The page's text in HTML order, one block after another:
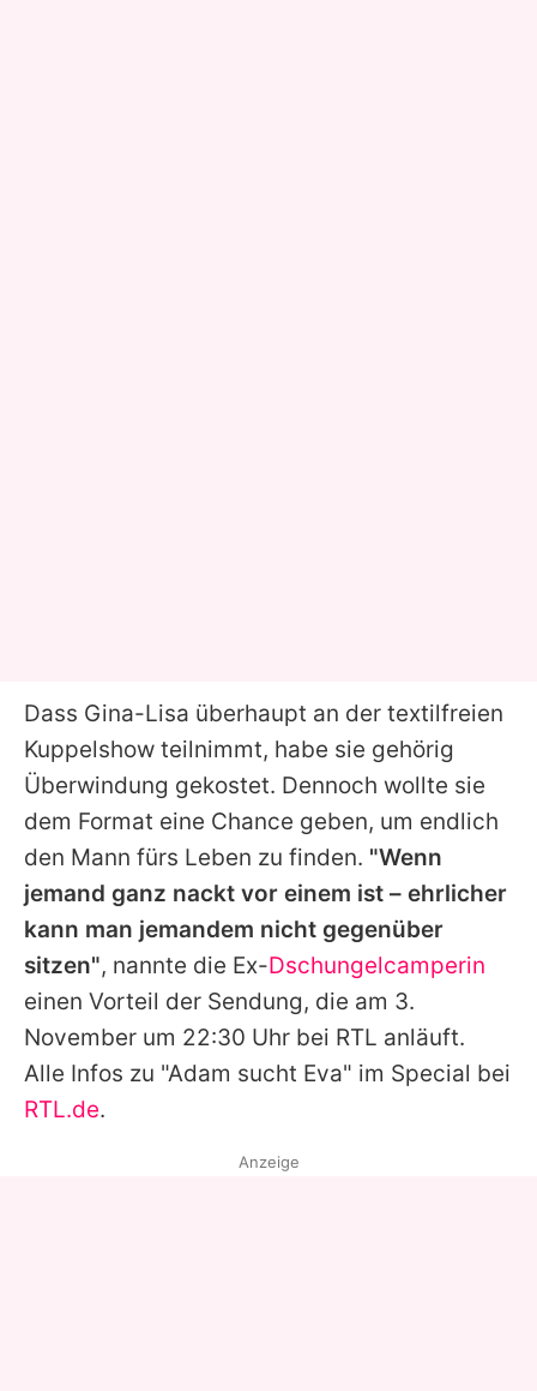
Dass Gina-Lisa überhaupt an der textilfreien
Kuppelshow teilnimmt, habe sie gehörig
Überwindung gekostet. Dennoch wollte sie
dem Format eine Chance geben, um endlich
den Mann fürs Leben zu finden. "Wenn
jemand ganz nackt vor einem ist – ehrlicher
kann man jemandem nicht gegenüber
sitzen", nannte die Ex-Dschungelcamperin
einen Vorteil der Sendung, die am 3.
November um 22:30 Uhr bei RTL anläuft.
Alle Infos zu "Adam sucht Eva" im Special bei
RTL.de.
Anzeige